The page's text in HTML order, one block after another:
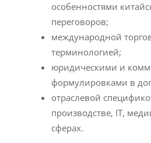
особенностями
переговоров;
международной
терминологией;
юридическими и
формулировками в
отраслевой
производстве, IT,
сферах.